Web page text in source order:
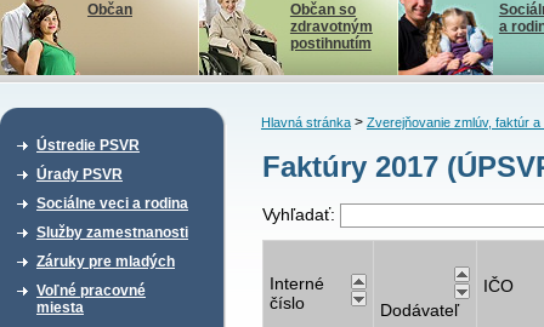
Občan
Občan so
zdravotným
postihnutím
a
Ústredie PSVR
Úrady PSVR
Sociálne veci a rodina
Služby zamestnanosti
Záruky pre mladých
Voľné pracovné
miesta
Hlavná stránka> Zverejňovanie zmlúv, faktúr a
Faktúry 2017
Vyhľadať:
Interné
číslo
Dodávateľ
IČO